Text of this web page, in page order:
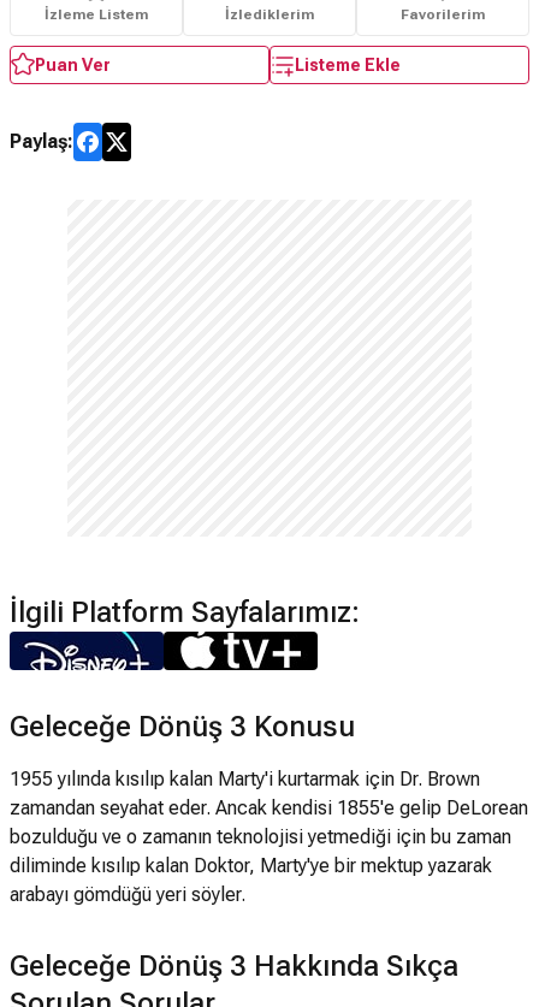
İzleme Listem İzlediklerim Favorilerim
Puan Ver Listeme Ekle
Paylaş:
İlgili Platform Sayfalarımız:
Geleceğe Dönüş 3 Konusu
1955 yılında kısılıp kalan Marty'i kurtarmak için Dr. Brown
zamandan seyahat eder. Ancak kendisi 1855'e gelip DeLorean
bozulduğu ve o zamanın teknolojisi yetmediği için bu zaman
diliminde kısılıp kalan Doktor, Marty'ye bir mektup yazarak
arabayı gömdüğü yeri söyler.
Geleceğe Dönüş 3 Hakkında Sıkça